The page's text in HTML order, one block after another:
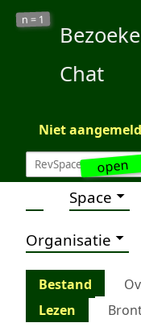
open
n = 1
Chat
Niet aangemeld
Space
Organisatie
Bestand
Lezen